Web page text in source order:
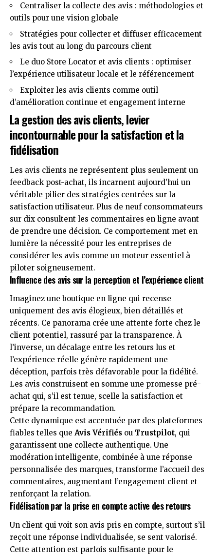
Centraliser la collecte des avis : méthodologies et
outils pour une vision globale
Stratégies pour collecter et diffuser efficacement
les avis tout au long du parcours client
Le duo Store Locator et avis clients : optimiser
l’expérience utilisateur locale et le référencement
Exploiter les avis clients comme outil
d’amélioration continue et engagement interne
La gestion des avis clients, levier
incontournable pour la satisfaction et la
fidélisation
Les avis clients ne représentent plus seulement un
feedback post-achat, ils incarnent aujourd’hui un
véritable pilier des stratégies centrées sur la
satisfaction utilisateur. Plus de neuf consommateurs
sur dix consultent les commentaires en ligne avant
de prendre une décision. Ce comportement met en
lumière la nécessité pour les entreprises de
considérer les avis comme un moteur essentiel à
piloter soigneusement.
Influence des avis sur la perception et l’expérience client
Imaginez une boutique en ligne qui recense
uniquement des avis élogieux, bien détaillés et
récents. Ce panorama crée une attente forte chez le
client potentiel, rassuré par la transparence. À
l’inverse, un décalage entre les retours lus et
l’expérience réelle génère rapidement une
déception, parfois très défavorable pour la fidélité.
Les avis construisent en somme une promesse pré-
achat qui, s’il est tenue, scelle la satisfaction et
prépare la recommandation.
Cette dynamique est accentuée par des plateformes
fiables telles que Avis Vérifiés ou Trustpilot, qui
garantissent une collecte authentique. Une
modération intelligente, combinée à une réponse
personnalisée des marques, transforme l’accueil des
commentaires, augmentant l’engagement client et
renforçant la relation.
Fidélisation par la prise en compte active des retours
Un client qui voit son avis pris en compte, surtout s’il
reçoit une réponse individualisée, se sent valorisé.
Cette attention est parfois suffisante pour le